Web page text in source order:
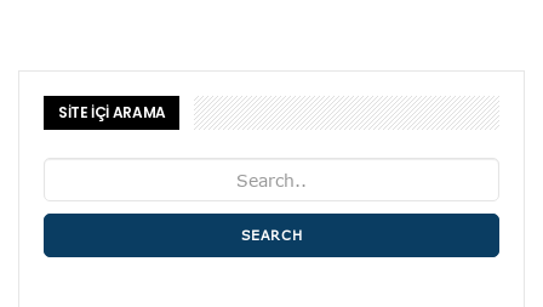
SİTE İÇİ ARAMA
SEARCH